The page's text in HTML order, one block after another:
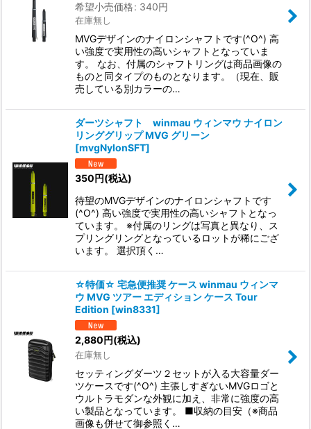
希望小売価格: 340円
在庫無し
MVGデザインのナイロンシャフトです(^O^) 高
い強度で実用性の高いシャフトとなっていま
す。 なお、付属のシャフトリングは商品画像の
ものと同タイプのものとなります。（現在、販
売している別カラーの…
ダーツシャフト winmau ウィンマウ ナイロン
リンググリップ MVG グリーン
[mvgNylonSFT]
350円(税込)
待望のMVGデザインのナイロンシャフトです
(^O^) 高い強度で実用性の高いシャフトとなっ
ています。 ※付属のリングは写真と異なり、ス
プリングリングとなっているロットが稀にござ
います。 選択頂く…
☆特価☆ 宅急便推奨 ケース winmau ウィンマ
ウ MVG ツアー エディション ケース Tour
Edition [win8331]
2,880円(税込)
在庫無し
セッティングダーツ２セットが入る大容量ダー
ツケースです(^O^) 主張しすぎないMVGロゴと
ウルトラモダンな外観に加え、非常に強度の高
い製品となっています。 ■収納の目安（※商品
画像も併せて御参照く…